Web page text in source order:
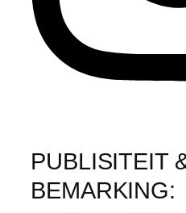
PUBLISITEIT
BEMARKING: